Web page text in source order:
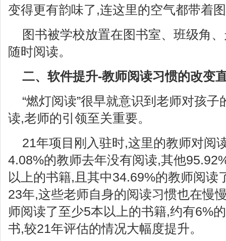
变得更有韵味了,连这里的空气都带着
图书被学校放置在图书室、班级角
随时阅读。
二、软件提升-教师阅读习惯的改变
“燃灯阅读”很早就意识到老师对孩
读,老师的引领至关重要。
21年项目刚入驻时,这里的教师对阅
4.08%的教师去年没有阅读,其他
以上的书籍,且其中34.69%的教师阅读
23年,这些老师自身的阅读习惯也在慢
师阅读了至少5本以上的书籍,约有6%
书,较21年评估的情况大幅度提升。